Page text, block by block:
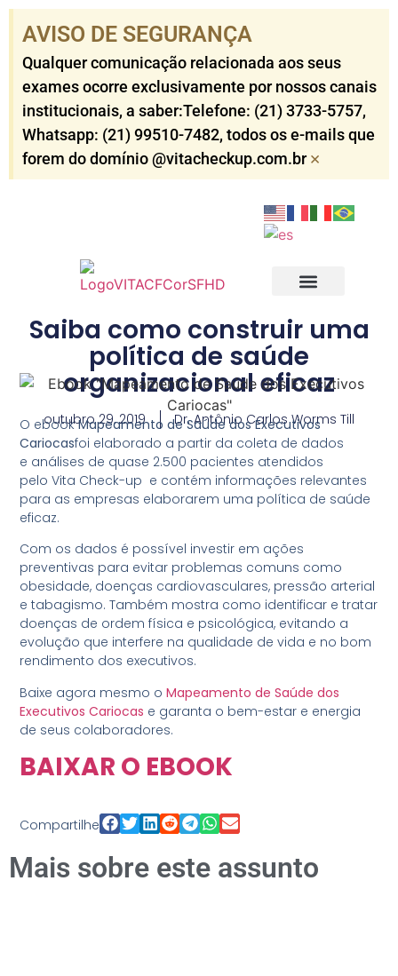
AVISO DE SEGURANÇA​
Qualquer comunicação relacionada aos seus
exames ocorre exclusivamente por nossos canais
institucionais, a saber:Telefone: (21) 3733-5757​,
Whatsapp: (21) 99510-7482​, todos os e-mails que
forem do domínio @vitacheckup.com.br​ ×
Saiba como construir uma
política de saúde
organizacional eficaz
outubro 29, 2019 Dr. Antônio Carlos Worms Till
O ebookMapeamento de Saúde dos Executivos
Cariocasfoi elaborado a partir da coleta de dados
e análises de quase 2.500 pacientes atendidos
pelo Vita Check-up e contém informações relevantes
para as empresas elaborarem uma política de saúde
eficaz.
Com os dados é possível investir em ações
preventivas para evitar problemas comuns como
obesidade, doenças cardiovasculares, pressão arterial
e tabagismo. Também mostra como identificar e tratar
doenças de ordem física e psicológica, evitando a
evolução que interfere na qualidade de vida e no bom
rendimento dos executivos.
Baixe agora mesmo oMapeamento de Saúde dos
Executivos Cariocas e garanta o bem-estar e energia
de seus colaboradores.
BAIXAR O EBOOK
Compartilhe
Mais sobre este assunto